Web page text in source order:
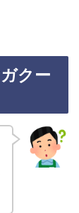
クー